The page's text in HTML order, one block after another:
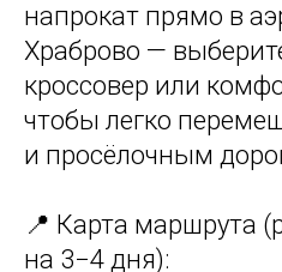
напрокат прямо в
Храброво —
кроссовер или
чтобы легко
и просёлочным
📍 Карта маршрута
на 3−4 дня):